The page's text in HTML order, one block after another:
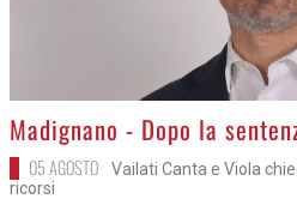
>Madignano - Dopo la
05 AGOSTO
Vailati Canta e Viola
ricorsi